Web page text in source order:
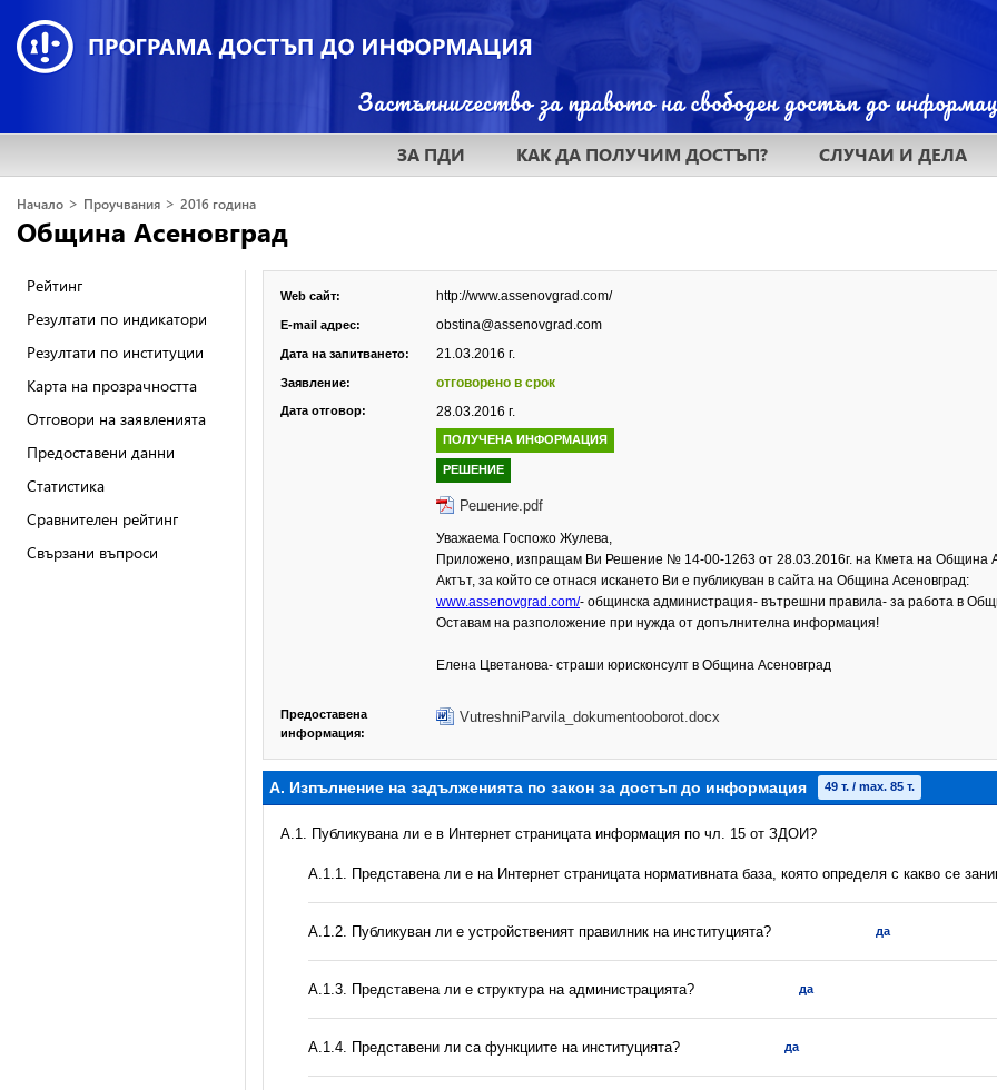
ЗА ПДИ КАК ДА ПОЛУЧИМ ДОСТЪП? СЛУЧАИ И ДЕЛА
Начало > Проучвания > 2016 година
Община Асеновград
Рейтинг
Резултати по индикатори
Резултати по институции
Карта на прозрачността
Отговори на заявленията
Предоставени данни
Статистика
Сравнителен рейтинг
Свързани въпроси
Web сайт: http://www.assenovgrad.com/
E-mail адрес: obstina@assenovgrad.com
Дата на запитването: 21.03.2016 г.
Заявление: отговорено в срок
Дата отговор: 28.03.2016 г.
ПОЛУЧЕНА ИНФОРМАЦИЯ
РЕШЕНИЕ
Решение.pdf
Уважаема Госпожо Жулева,
Приложено, изпращам Ви Решение № 14-00-1263 от 28.03.2016г. на Кмета на Община
Актът, за който се отнася искането Ви е публикуван в сайта на Община Асеновград:
www.assenovgrad.com/- общинска администрация- вътрешни правила- за работа в
Оставам на разположение при нужда от допълнителна информация!
Елена Цветанова- страши юрисконсулт в Община Асеновград
Предоставена
информация:
VutreshniParvila_dokumentooborot.docx
А. Изпълнение на задълженията по закон за достъп до информация 49 т. / max. 85 т.
A.1. Публикувана ли е в Интернет страницата информация по чл. 15 от ЗДОИ?
A.1.1. Представена ли е на Интернет страницата нормативната база, която определя с какво се
A.1.2. Публикуван ли е устройственият правилник на институцията? да
A.1.3. Представена ли е структура на администрацията? да
А.1.4. Представени ли са функциите на институцията? да